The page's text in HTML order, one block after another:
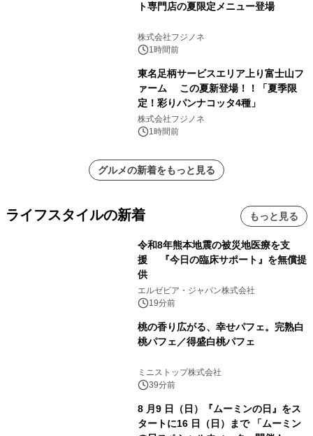
ト専門店の夏限定メニュー登場
株式会社フジノネ
1時間前
東名足柄サービスエリア上り富士山フ
ァーム この夏新登場！！「夏季限
定！彩りパンナコッタ4種」
株式会社フジノネ
1時間前
グルメの新着をもっと見る
ライフスタイルの新着 もっと見る
令和8年熊本地震の被災地医療を支
援 『今日の臨床サポート』を無償提
供
エルゼビア・ジャパン株式会社
19分前
桃の香り広がる、幸せパフェ。完熟白
桃パフェ／得盛白桃パフェ
ミニストップ株式会社
39分前
8 月9 日（日）『ムーミンの日』をス
タートに16 日（日）まで 「ムーミン